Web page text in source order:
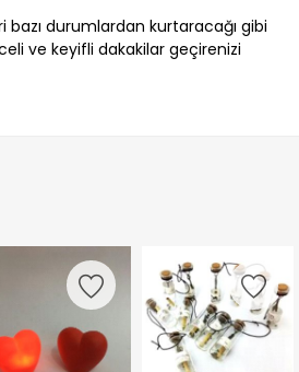
bazı durumlardan kurtaracağı gibi
ve keyifli dakakilar geçirenizi